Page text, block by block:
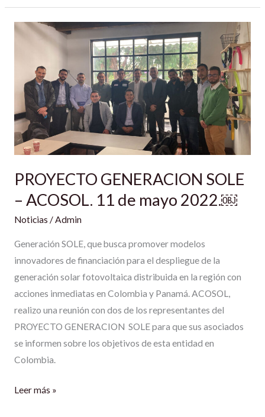
PROYECTO GENERACION SOLE
– ACOSOL. 11 de mayo 2022.￼
Noticias /Admin
Generación SOLE, que busca promover modelos
innovadores de financiación para el despliegue de la
generación solar fotovoltaica distribuida en la región con
acciones inmediatas en Colombia y Panamá. ACOSOL,
realizo una reunión con dos de los representantes del
PROYECTO GENERACION SOLE para que sus asociados
se informen sobre los objetivos de esta entidad en
Colombia.
PROYECTO
GENERACION
ACOSOL.
11
mayo
￼
Leer más »